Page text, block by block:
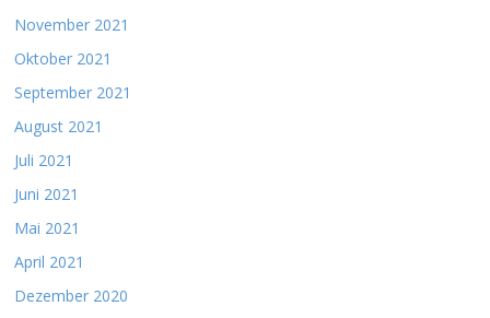
November 2021
Oktober 2021
September 2021
August 2021
Juli 2021
Juni 2021
Mai 2021
April 2021
Dezember 2020